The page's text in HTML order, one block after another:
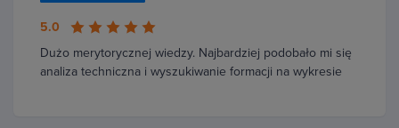
5.0
Dużo merytorycznej wiedzy. Najbardziej podobało mi się
analiza techniczna i wyszukiwanie formacji na wykresie